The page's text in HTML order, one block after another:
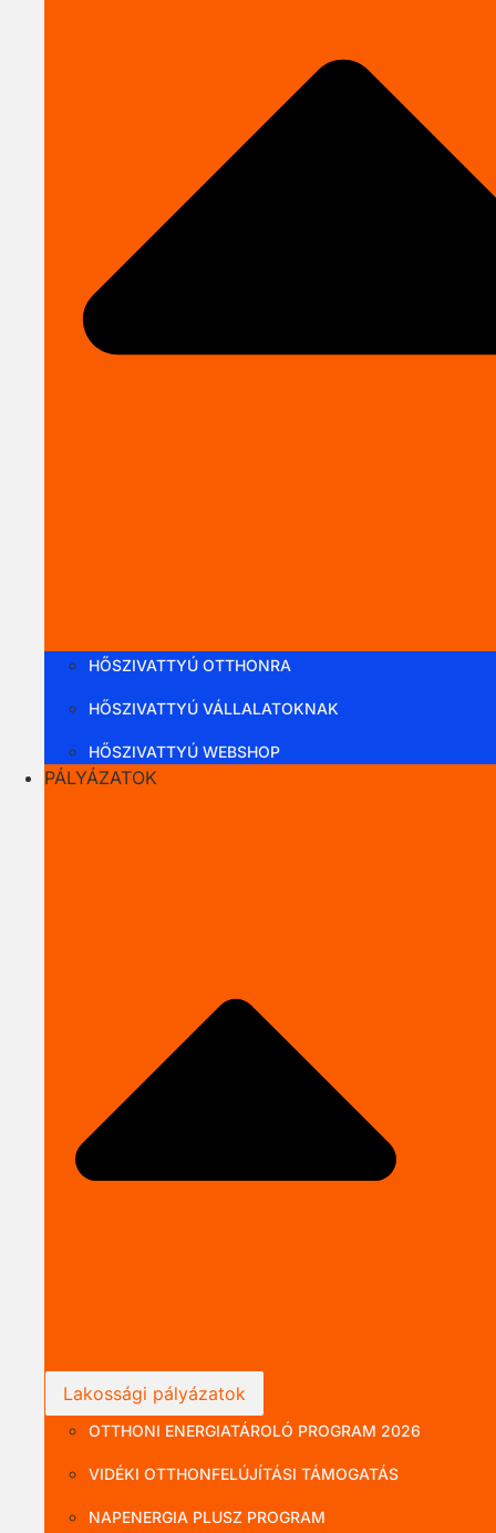
HŐSZIVATTYÚ OTTHONRA
HŐSZIVATTYÚ VÁLLALATOKNAK
HŐSZIVATTYÚ WEBSHOP
PÁLYÁZATOK
Lakossági pályázatok
OTTHONI ENERGIATÁROLÓ PROGRAM 2026
VIDÉKI OTTHONFELÚJÍTÁSI TÁMOGATÁS
NAPENERGIA PLUSZ PROGRAM